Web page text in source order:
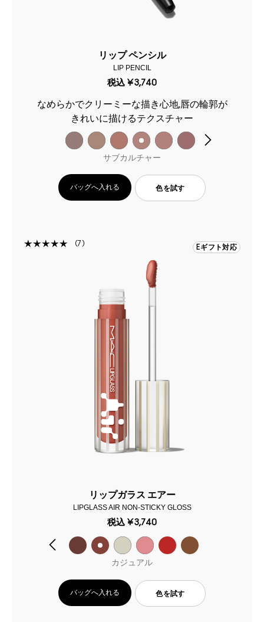
リップ ペンシル
LIP PENCIL
税込 ¥3,740
なめらかでクリーミーな描き心地,唇の輪郭が
きれいに描けるテクスチャー
サブカルチャー
バッグへ入れる 色を試す
7 Eギフト対応
リップガラス エアー
LIPGLASS AIR NON-STICKY GLOSS
税込 ¥3,740
カジュアル
バッグへ入れる 色を試す